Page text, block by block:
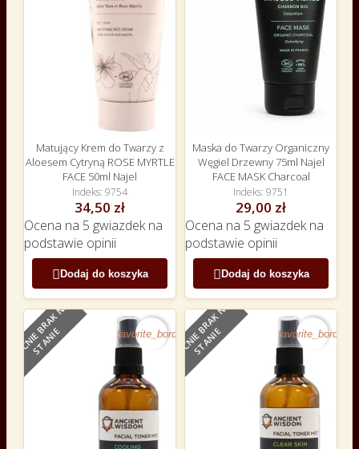
Matujący Krem do Twarzy z
Aloesem Cytryną ROSE MYRTLE
FACE 50ml Najel
Indeks 9754
34,50 zł
Ocena na 5 gwiazdek na
podstawie opinii
Dodaj do koszyka
Maska do Twarzy Organiczny
Węgiel Drzewny 75ml Najel
FACE MASK Charcoal
Indeks 9751
29,00 zł
Ocena na 5 gwiazdek na
podstawie opinii
Dodaj do koszyka
NOWY
O
B
E
C
N
I
E
B
R
A
K
N
A
S
T
A
N
I
E favorite_borderNOWY
O
B
E
C
N
I
E
B
R
A
K
N
A
S
T
A
N
I
E favorite_border